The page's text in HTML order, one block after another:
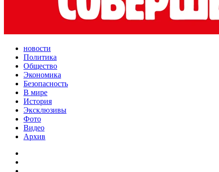
новости
Политика
Общество
Экономика
Безопасность
В мире
История
Эксклюзивы
Фото
Видео
Архив